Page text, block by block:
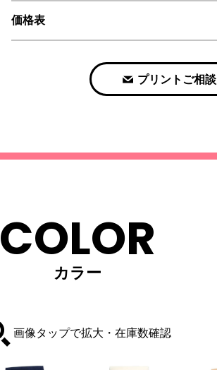
価格表
プリントご相談
COLOR
カラー
画像タップで拡大・在庫数確認